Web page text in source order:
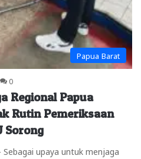
Papua Barat
0
Regional Papua
Rutin Pemeriksaan
Sorong
Sebagai upaya untuk menjaga